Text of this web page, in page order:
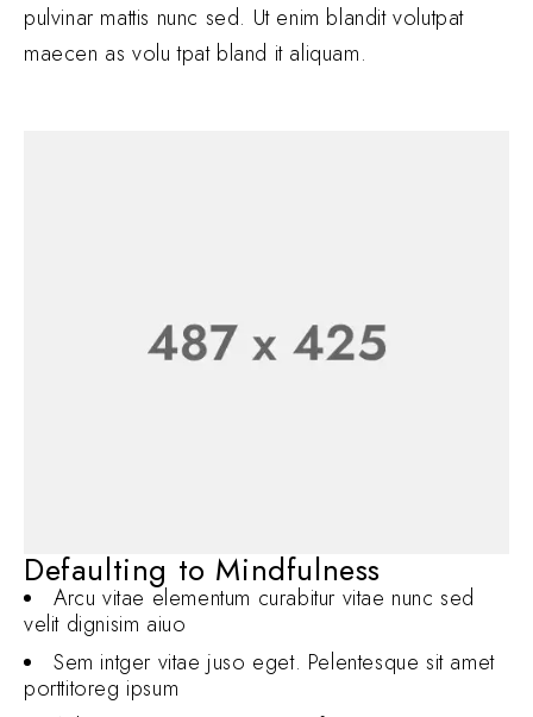
pulvinar mattis nunc sed. Ut enim blandit volutpat
maecen as volu tpat bland it aliquam.
Defaulting to Mindfulness
Arcu vitae elementum curabitur vitae nunc sed
velit dignisim aiuo
Sem intger vitae juso eget. Pelentesque sit amet
porttitoreg ipsum